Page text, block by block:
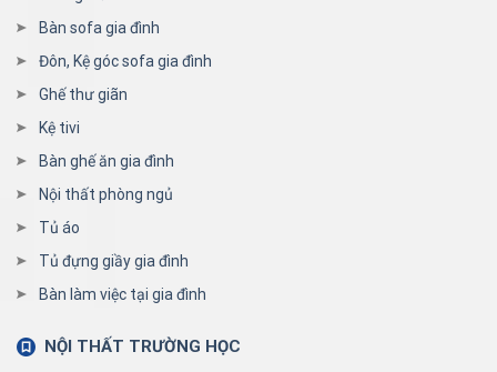
Bàn sofa gia đình
Đôn, Kệ góc sofa gia đình
Ghế thư giãn
Kệ tivi
Bàn ghế ăn gia đình
Nội thất phòng ngủ
Tủ áo
Tủ đựng giầy gia đình
Bàn làm việc tại gia đình
NỘI THẤT TRƯỜNG HỌC